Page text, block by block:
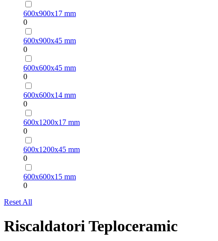
600х900х17 mm
0
600х900х45 mm
0
600х600х45 mm
0
600х600х14 mm
0
600х1200х17 mm
0
600х1200х45 mm
0
600х600х15 mm
0
Reset All
Riscaldatori Teploceramic